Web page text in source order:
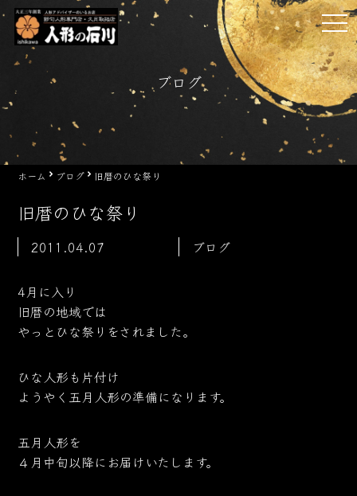
Skip
content
ブログ
ホーム ブログ 旧暦のひな祭り
旧暦のひな祭り
2011.04.07 ブログ
4月に入り
旧暦の地域では
やっとひな祭りをされました。
ひな人形も片付け
ようやく五月人形の準備になります。
五月人形を
４月中旬以降にお届けいたします。